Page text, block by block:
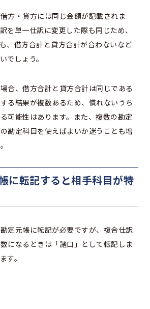
方・貸方には同じ金額が記載されま
を単一仕訳に変更した際も同じため、
、借方合計と貸方合計が合わないなど
でしょう。
合、借方合計と貸方合計は同じである
る結果が複数あるため、慣れないうち
可能性はあります。また、複数の勘定
勘定科目を使えばよいか迷うことも増
に転記すると相手科目が特
定元帳に転記が必要ですが、複合仕訳
になるときは「諸口」として転記しま
す。